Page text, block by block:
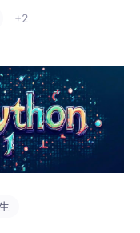
能开销。适用于文件系
+2